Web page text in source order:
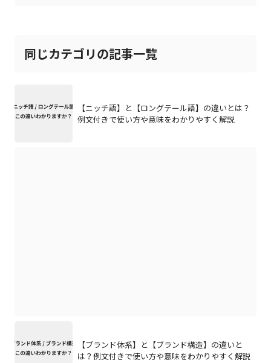
同じカテゴリの記事一覧
【ニッチ語】と【ロングテール語】の違いとは？
例文付きで使い方や意味をわかりやすく解説
【ブランド体系】と【ブランド構造】の違いと
は？例文付きで使い方や意味をわかりやすく解説